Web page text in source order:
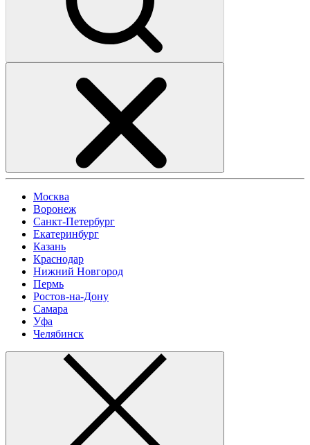
Москва
Воронеж
Санкт-Петербург
Екатеринбург
Казань
Краснодар
Нижний Новгород
Пермь
Ростов-на-Дону
Самара
Уфа
Челябинск